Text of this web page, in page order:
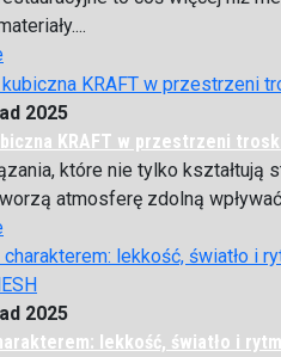
2025
KRAFT w przestrzeni
które nie tylko kształtują
atmosferę zdolną wpływać
2025
lekkość, światło i